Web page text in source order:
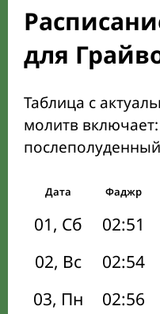
для
Таблица с
молитв
Дата Фаджр
01, Сб 02:51
02, Вс
02:54
03, Пн
02:56